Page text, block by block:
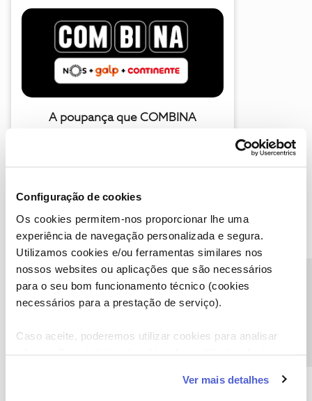
Configuração de cookies
Os cookies permitem-nos proporcionar lhe uma
experiência de navegação personalizada e segura.
Utilizamos cookies e/ou ferramentas similares nos
nossos websites ou aplicações que são necessários
para o seu bom funcionamento técnico (cookies
necessários para a prestação de serviço).
Caso aceite, poderemos utilizar cookies para analisar
funcionalidades (cookies de personalização e
Ver mais detalhes
A poupança que COMBINA
Descubra as novidades de junho